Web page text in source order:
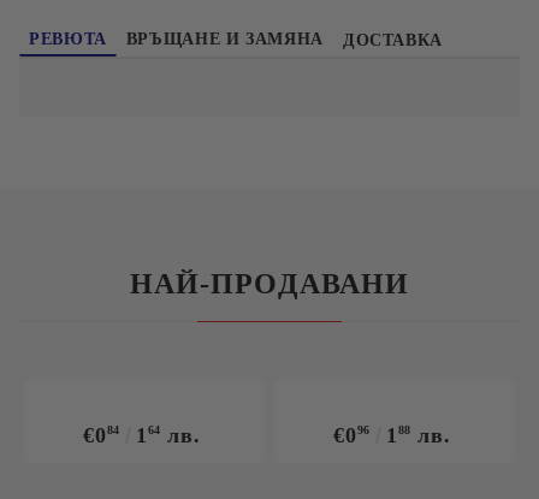
РЕВЮТА ВРЪЩАНЕ И ЗАМЯНА ДОСТАВКА
НАЙ-ПРОДАВАНИ
€084 164 лв. €096 188 лв.